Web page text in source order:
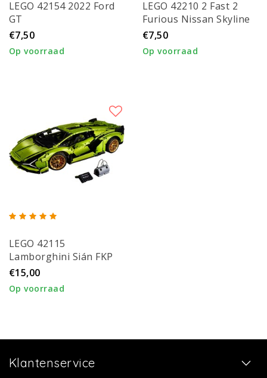
LEGO 42154 2022 Ford
GT
€7,50
Op voorraad
LEGO 42210 2 Fast 2
Furious Nissan Skyline
GT-R (R34) auto
€7,50
Op voorraad
LEGO 42115
Lamborghini Sián FKP
37
€15,00
Op voorraad
Klantenservice